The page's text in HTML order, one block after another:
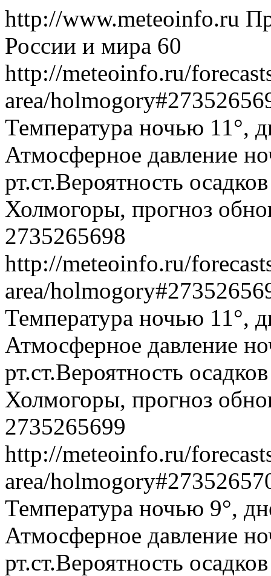
http://www.meteoinfo.ru
России и мира 60
http://meteoinfo.ru/
area/
Температура ночью 11°,
Атмосферное давление
рт.ст.Вероятность
Холмогоры, прогноз
2735265698
http://meteoinfo.ru/
area/
Температура ночью 11°,
Атмосферное давление
рт.ст.Вероятность
Холмогоры, прогноз
2735265699
http://meteoinfo.ru/
area/
Температура ночью 9°,
Атмосферное давление
рт.ст.Вероятность